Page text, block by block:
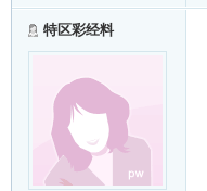
特区彩经料